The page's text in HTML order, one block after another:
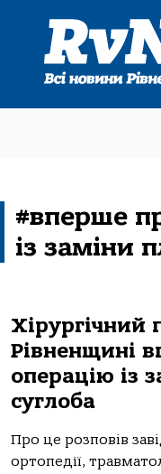
#вперше
із заміни
Хірургічний
Рівненщині
операцію із
суглоба
Про це розповів
ортопедії,